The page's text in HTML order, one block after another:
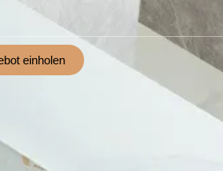
einholen